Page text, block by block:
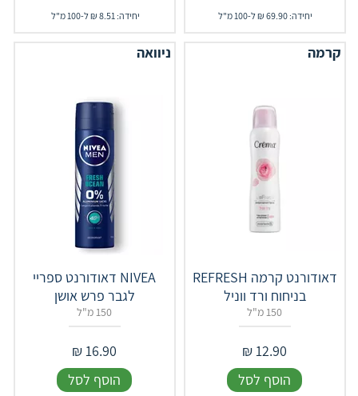
יחידה: 69.90 ₪ ל-100 מ"ל יחידה: 8.51 ₪ ל-100 מ"ל
קרמה
דאודורנט קרמה REFRESH
בניחוח ורד ווניל
150 מ"ל
12.90
₪
הוסף לסל
ניוואה
NIVEA דאודורנט ספריי
לגבר פרש אושן
150 מ"ל
16.90
₪
הוסף לסל